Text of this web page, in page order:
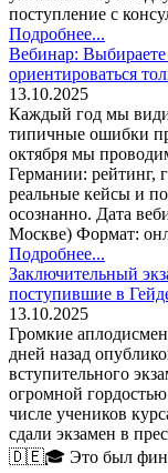
поступление с
Подробнее...
Вебинар:
ориентироваться
13.10.2025
Каждый год мы
типичные ошибки
октября мы
Германии: рейтинг,
реальные кейсы и
осознанно. Дата
Москве) Формат:
Подробнее...
Заключительный
поступившие в
13.10.2025
Громкие
дней назад
вступительного
огромной
числе учеников
сдали экзамен в
🇩🇪🎓 Это был